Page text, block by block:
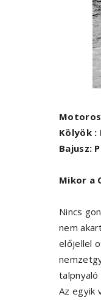
Kölyök :
Bajusz:
Mikor a
Nincs
nem
előjellel
talpnyaló
Az egyik